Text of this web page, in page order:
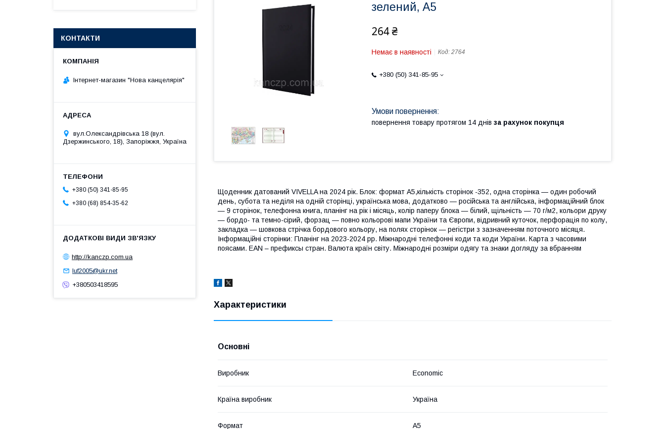
зелений, А5
264 ₴
Немає в наявності Код: 2764
+380 (50) 341-85-95
повернення товару протягом 14 днів за рахунок покупця
Щоденник датований VIVELLA на 2024 рік. Блок: формат А5,кількість сторінок -352, одна сторінка — один робочий
день, субота та неділя на одній сторінці, українська мова, додатково — російська та англійська, інформаційний блок
— 9 сторінок, телефонна книга, планінг на рік і місяць, колір паперу блока — білий, щільність — 70 г/м2, кольори друку
— бордо- та темно-сірий, форзац — повно кольорові мапи України та Європи, відривний куточок, перфорація по колу,
закладка — шовкова стрічка бордового кольору, на полях сторінок — регістри з зазначенням поточного місяця.
Інформаційні сторінки: Планінг на 2023-2024 рр. Міжнародні телефонні коди та коди України. Карта з часовими
поясами. EAN – префиксы стран. Валюта країн світу. Міжнародні розміри одягу та знаки догляду за вбранням
Характеристики
Основні
Виробник Economic
Країна виробник Україна
Формат A5
КОНТАКТИ
Інтернет-магазин "Нова канцелярія"
вул.Олександрівська 18 (вул.
Дзержинського, 18), Запоріжжя, Україна
+380 (50) 341-85-95
+380 (68) 854-35-62
http://kanczp.com.ua
luf2005@ukr.net
+380503418595